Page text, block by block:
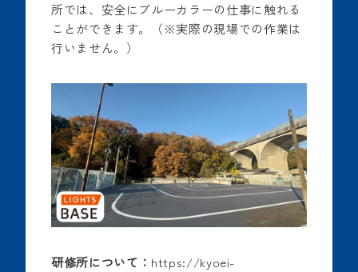
所では、安全にブルーカラーの仕事に触れる
ことができます。（※実際の現場での作業は
行いません。）
研修所について： https://kyoei-